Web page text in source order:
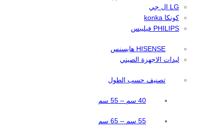
LG ال جي
كونكا konka
PHILIPS فيليبس
HISENSE هايسنس
ليدات الاجهزة الصيني
تصنيف حسب الطول
40 سم – 55 سم
55 سم – 65 سم